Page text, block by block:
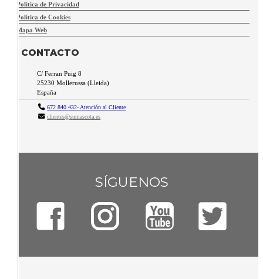
Política de Privacidad
Política de Cookies
Mapa Web
CONTACTO
C/ Ferran Puig 8
25230 Mollerussa (Lleida)
España
672 840 432- Atención al Cliente
clientes@sumascota.es
SÍGUENOS